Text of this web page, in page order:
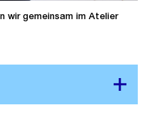
wir gemeinsam im Atelier